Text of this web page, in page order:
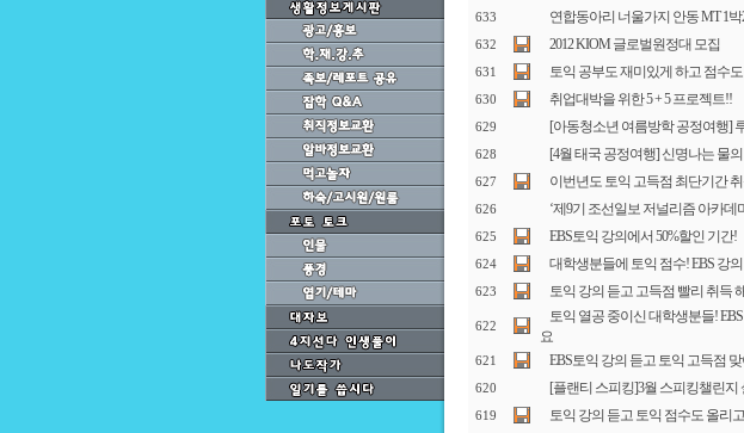
633 연합동아리 너울가지 안동 MT 1
632 2012 KIOM 글로벌원정대 모집
631 토익 공부도 재미있게 하고 점수
630 취업대박을 위한 5 + 5 프로젝트!!
629 [아동청소년 여름방학 공정여행]
628 [4월 태국 공정여행] 신명나는 물
627 이번년도 토익 고득점 최단기간
626 ‘제9기 조선일보 저널리즘 아카데
625 EBS토익 강의에서 50%할인 기간!
624 대학생분들에 토익 점수! EBS 강
623 토익 강의 듣고 고득점 빨리 취득
622
토익 열공 중이신 대학생분들!
요
621 EBS토익 강의 듣고 토익 고득점
620 [플랜티 스피킹]3월 스피킹챌린지
619 토익 강의 듣고 토익 점수도 올리